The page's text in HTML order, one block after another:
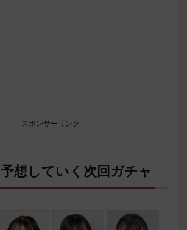
スポンサーリンク
想していく次回ガチャ